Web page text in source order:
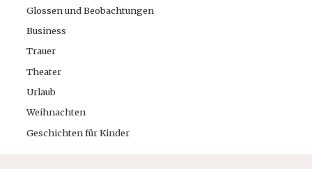
Glossen und Beobachtungen
Business
Trauer
Theater
Urlaub
Weihnachten
Geschichten für Kinder